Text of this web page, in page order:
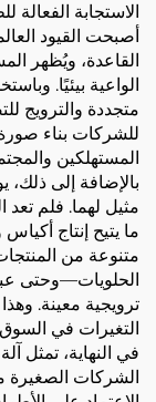
الاستجابة
أصبحت القيود
القاعدة، ويُظهر
الواعية بيئيًا.
متجددة والترويج
للشركات بناء
المستهلكين
بالإضافة إلى
مثيل لهما. فلم تعد
ما يتيح إنتاج
متنوعة من
الحلويات—وحتى
ترويجية معينة.
التغيرات في
في النهاية، تمثل
الشركات الصغيرة